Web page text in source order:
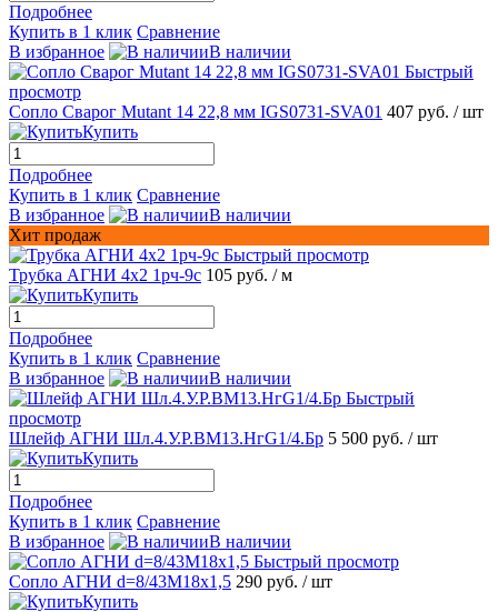
Подробнее
Купить в 1 клик Сравнение
В избранное
В наличии
Быстрый
просмотр
Сопло Сварог Mutant 14 22,8 мм IGS0731-SVA01 407 руб. / шт
Купить
Подробнее
Купить в 1 клик Сравнение
В избранное
В наличии
Хит продаж
Быстрый просмотр
Трубка АГНИ 4х2 1рч-9с 105 руб. / м
Купить
Подробнее
Купить в 1 клик Сравнение
В избранное
В наличии
Быстрый
просмотр
Шлейф АГНИ Шл.4.У.Р.ВМ13.НгG1/4.Бр 5 500 руб. / шт
Купить
Подробнее
Купить в 1 клик Сравнение
В избранное
В наличии
Быстрый просмотр
Сопло АГНИ d=8/43М18х1,5 290 руб. / шт
Купить